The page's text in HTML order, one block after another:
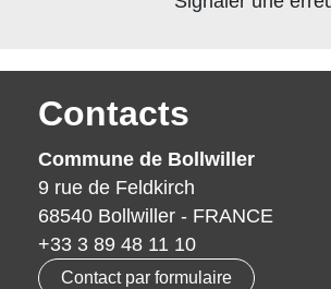
Contacts
Commune de Bollwiller
9 rue de Feldkirch
68540 Bollwiller - FRANCE
+33 3 89 48 11 10
Contact par formulaire